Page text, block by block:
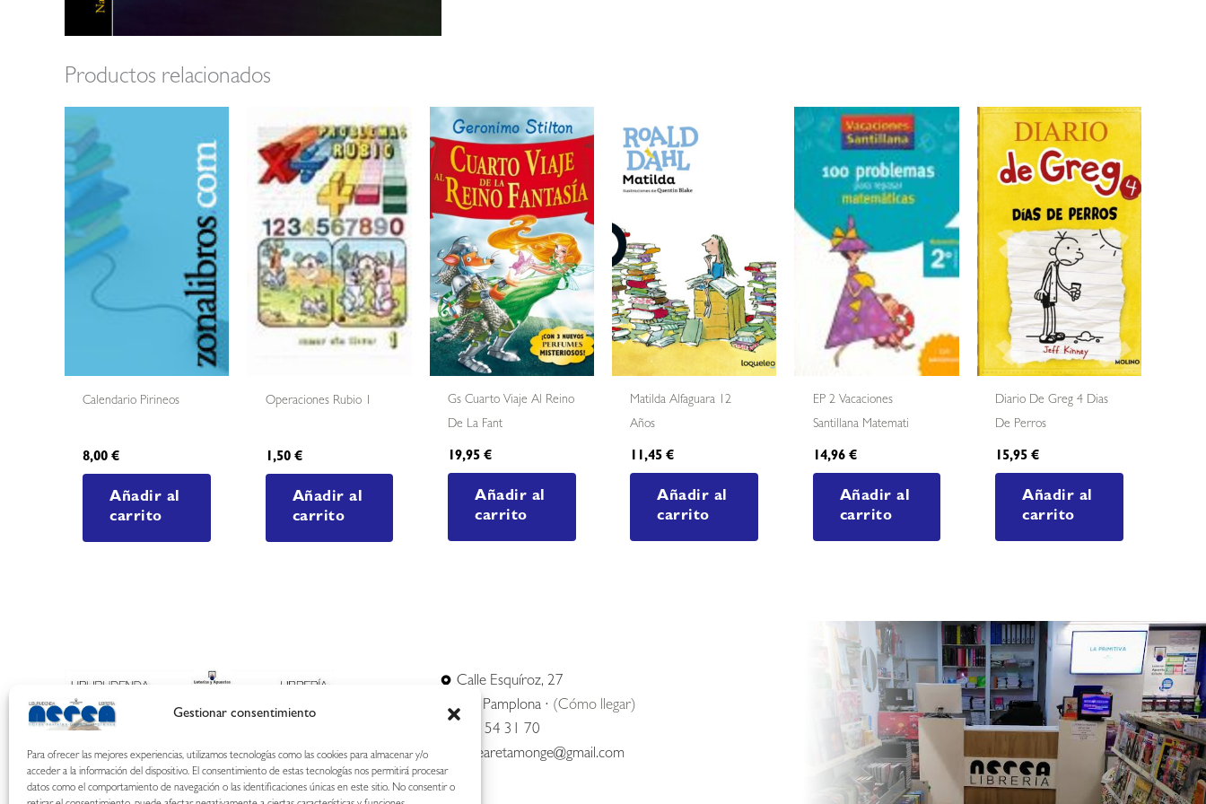
Gestionar consentimiento
Para ofrecer las mejores experiencias, utilizamos tecnologías como las cookies para almacenar y/o
acceder a la información del dispositivo. El consentimiento de estas tecnologías nos permitirá procesar
datos como el comportamiento de navegación o las identificaciones únicas en este sitio. No consentir o
Productos relacionados
Calendario Pirineos
8,00€
Añadir al
carrito
Operaciones Rubio 1
1,50 €
Añadir al
carrito
Gs Cuarto Viaje Al Reino
De La Fant
19,95€
Añadir al
carrito
Matilda Alfaguara 12
Años
11,45€
Añadir al
carrito
EP 2 Vacaciones
Santillana Matemati
14,96 €
Añadir al
carrito
Diario De Greg 4 Dias
De Perros
15,95€
Añadir al
carrito
Calle Esquíroz, 27
31007 Pamplona · (Cómo llegar)
687 54 31 70
nerearetamonge@gmail.com